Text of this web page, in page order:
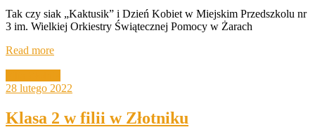
Tak czy siak „Kaktusik” i Dzień Kobiet w Miejskim Przedszkolu nr
3 im. Wielkiej Orkiestry Świątecznej Pomocy w Żarach
Read more
28 lutego 2022
Klasa 2 w filii w Złotniku